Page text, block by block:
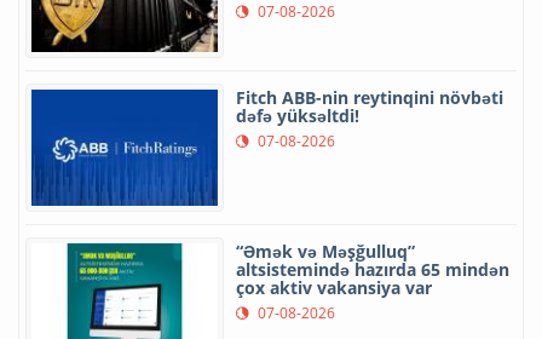
07-08-2026
Fitch ABB-nin reytinqini növbəti
dəfə yüksəltdi!
07-08-2026
“Əmək və Məşğulluq”
altsistemində hazırda 65 mindən
çox aktiv vakansiya var
07-08-2026